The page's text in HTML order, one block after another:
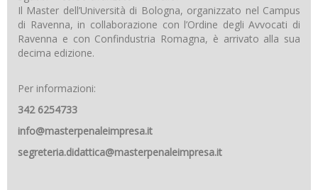
Il Master dell’Università di Bologna, organizzato nel Campus
di Ravenna, in collaborazione con l’Ordine degli Avvocati di
Ravenna e con Confindustria Romagna, è arrivato alla sua
decima edizione.
Per informazioni:
342 6254733
info@masterpenaleimpresa.it
segreteria.didattica@masterpenaleimpresa.it